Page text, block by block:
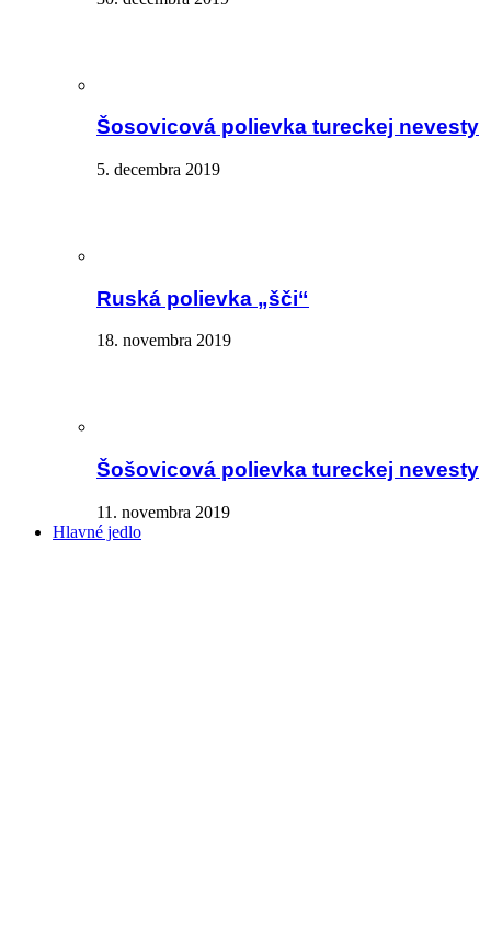
Šosovicová polievka tureckej nevesty
5. decembra 2019
Ruská polievka „šči“
18. novembra 2019
Šošovicová polievka tureckej nevesty
11. novembra 2019
Hlavné jedlo